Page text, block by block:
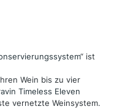
“ ist
Wein bis zu vier
Timeless Eleven
vernetzte Weinsystem.